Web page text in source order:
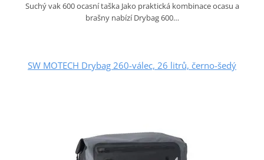
Suchý vak 600 ocasní taška Jako praktická kombinace ocasu a
brašny nabízí Drybag 600…
SW MOTECH Drybag 260-válec, 26 litrů, černo-šedý